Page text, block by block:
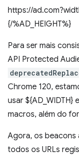
https://
{/%AD_HEIGHT%}
Para ser mais
API Protected
Chrome 120,
usar ${AD_WIDTH}
macros, além do
Agora, os beacons
todos os URLs